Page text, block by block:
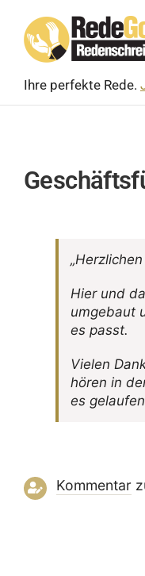
content
Ihre perfekte Rede.
Hier und
umge­baut
es passt.
Vielen
hören in
es
Kommentar